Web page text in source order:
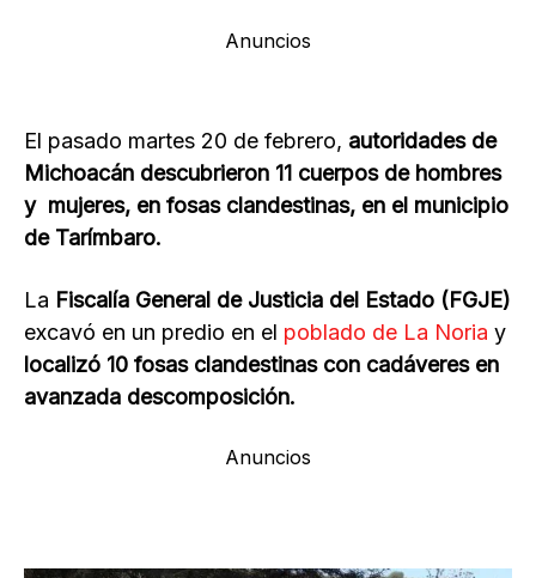
Anuncios
El pasado martes 20 de febrero, autoridades de
Michoacán descubrieron 11 cuerpos de hombres
y mujeres, en fosas clandestinas, en el municipio
de Tarímbaro.
La Fiscalía General de Justicia del Estado (FGJE)
excavó en un predio en el poblado de La Noria y
localizó 10 fosas clandestinas con cadáveres en
avanzada descomposición.
Anuncios